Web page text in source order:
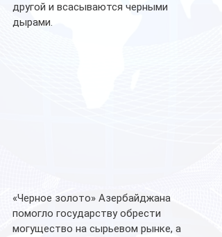
другой и всасываются черными
дырами.
«Черное золото» Азербайджана
помогло государству обрести
могущество на сырьевом рынке, а